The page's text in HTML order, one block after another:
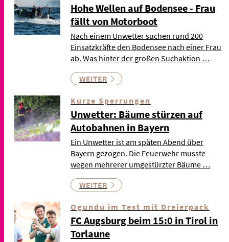
Hohe Wellen auf Bodensee - Frau
fällt von Motorboot
Nach einem Unwetter suchen rund 200
Einsatzkräfte den Bodensee nach einer Frau
ab. Was hinter der großen Suchaktion …
WEITER
Kurze Sperrungen
Unwetter: Bäume stürzen auf
Autobahnen in Bayern
Ein Unwetter ist am späten Abend über
Bayern gezogen. Die Feuerwehr musste
wegen mehrerer umgestürzter Bäume …
WEITER
Ogundu im Test mit Dreierpack
FC Augsburg beim 15:0 in Tirol in
Torlaune